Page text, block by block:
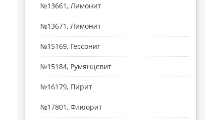
№13661, Лимонит
№13671, Лимонит
№15169, Гессонит
№15184, Румянцевит
№16179, Пирит
№17801, Флюорит